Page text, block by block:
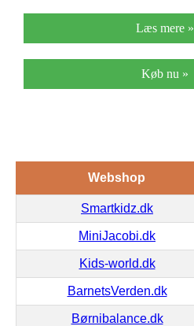
Læs mere »
Køb nu »
Webshop
Smartkidz.dk
MiniJacobi.dk
Kids-world.dk
BarnetsVerden.dk
Børnibalance.dk